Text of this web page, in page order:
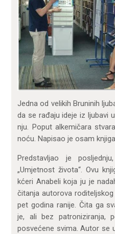
Jedna od velikih Bruninih
da se rađaju ideje iz ljubavi
nju. Poput alkemičara
noću. Napisao je osam
Predstavljao je
„Umjetnost života“. Ovu
kćeri Anabeli koja ju je
čitanja autorova
pet godina ranije. Čita ga
je, ali bez patroniziranja,
posvećene svima. Autor se